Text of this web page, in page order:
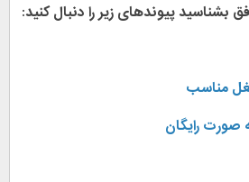
بشناسید پیوندهای زیر را دنبال کنید:
مناسب
صورت رایگان